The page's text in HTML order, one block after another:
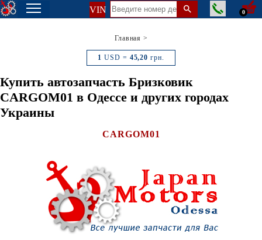
VIN 0
Главная >
1 USD = 45,20 грн.
Купить автозапчасть Бризковик
CARGOM01 в Одессе и других городах
Украины
CARGOM01